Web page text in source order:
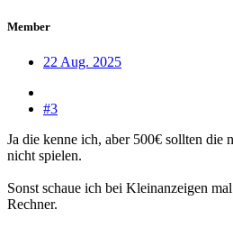
Member
22 Aug. 2025
#3
Ja die kenne ich, aber 500€ sollten die
nicht spielen.
Sonst schaue ich bei Kleinanzeigen
Rechner.